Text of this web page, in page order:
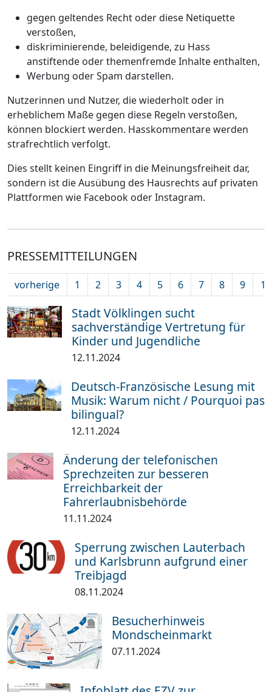
gegen geltendes Recht oder diese Netiquette
verstoßen,
diskriminierende, beleidigende, zu Hass
anstiftende oder themenfremde Inhalte enthalten,
Werbung oder Spam darstellen.
Nutzerinnen und Nutzer, die wiederholt oder in
erheblichem Maße gegen diese Regeln verstoßen,
können blockiert werden. Hasskommentare werden
strafrechtlich verfolgt.
Dies stellt keinen Eingriff in die Meinungsfreiheit dar,
sondern ist die Ausübung des Hausrechts auf privaten
Plattformen wie Facebook oder Instagram.
PRESSEMITTEILUNGEN
vorherige 1 2 3 4 5 6 7 8 9 10
Stadt Völklingen sucht
sachverständige Vertretung für
Kinder und Jugendliche
12.11.2024
Deutsch-Französische Lesung mit
Musik: Warum nicht / Pourquoi pas
bilingual?
12.11.2024
Änderung der telefonischen
Sprechzeiten zur besseren
Erreichbarkeit der
Fahrerlaubnisbehörde
11.11.2024
Sperrung zwischen Lauterbach
und Karlsbrunn aufgrund einer
Treibjagd
08.11.2024
Besucherhinweis
Mondscheinmarkt
07.11.2024